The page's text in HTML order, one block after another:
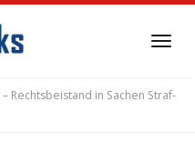
Rechtsbeistand in Sachen Straf-